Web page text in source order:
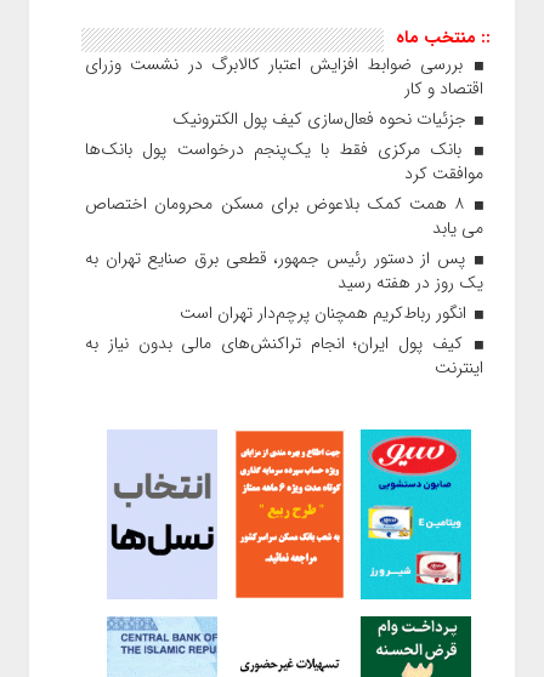
:: منتخب ماه
بررسی ضوابط افزایش اعتبار کالابرگ در نشست وزرای
اقتصاد و کار
جزئیات نحوه فعال‌سازی کیف پول الکترونیک
بانک مرکزی فقط با یک‌‎پنجم درخواست پول بانک‌ها
موافقت کرد
۸ همت کمک بلاعوض برای مسکن محرومان اختصاص
می یابد
پس از دستور رئیس‌ جمهور، قطعی برق صنایع تهران به
یک روز در هفته رسید
انگور رباط‌کریم همچنان پرچم‌دار تهران است
کیف پول ایران؛ انجام تراکنش‌های مالی بدون نیاز به
اینترنت